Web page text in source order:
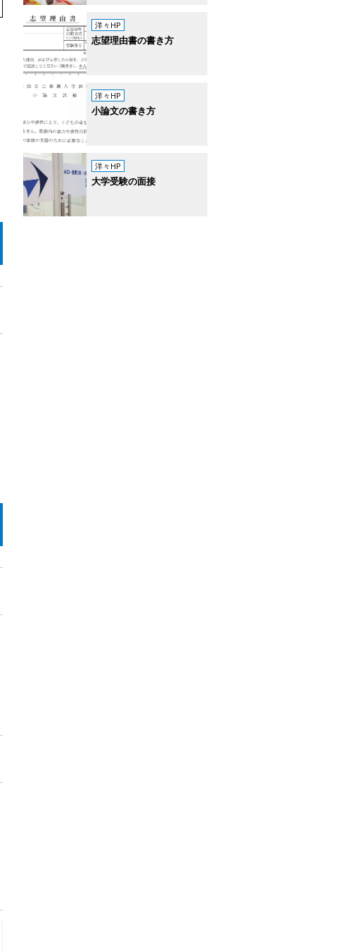
洋々HP
志望理由書の書き方
洋々HP
小論文の書き方
洋々HP
大学受験の面接